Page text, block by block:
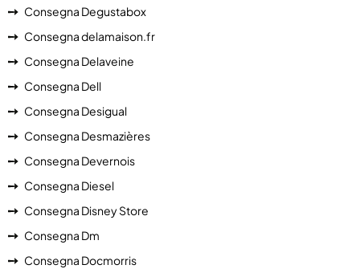
Consegna Degustabox
Consegna delamaison.fr
Consegna Delaveine
Consegna Dell
Consegna Desigual
Consegna Desmazières
Consegna Devernois
Consegna Diesel
Consegna Disney Store
Consegna Dm
Consegna Docmorris